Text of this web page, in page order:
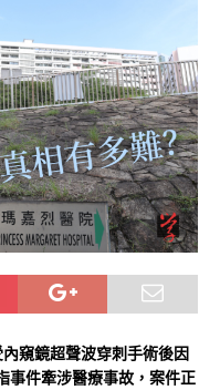
窺鏡超聲波穿刺手術後因
事件牽涉醫療事故，案件正